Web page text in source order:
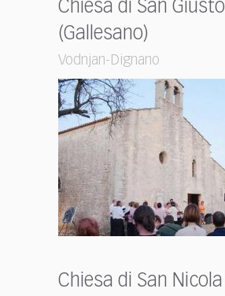
Chiesa di San Giusto
(Gallesano)
Vodnjan-Dignano
Chiesa di San Nicola